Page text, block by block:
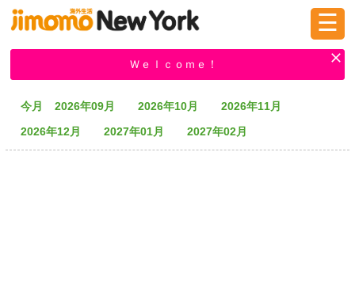
掲示板 タウン情報 教えて！
☰
Ｗｅｌｃｏｍｅ！
今月 2026年09月 2026年10月
2026年11月
2026年12月
2027年01月 2027年02月